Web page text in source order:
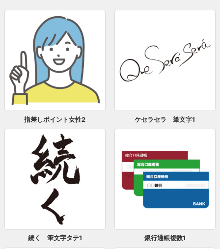
指差しポイント女性2 ケセラセラ 筆文字1
続く 筆文字タテ1 銀行通帳複数1